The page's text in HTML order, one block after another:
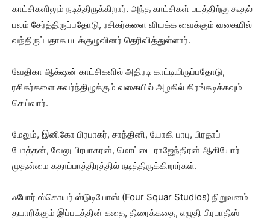
காட்சிகளிலும் நடித்திருக்கிறார். அந்த காட்சிகள் படத்திற்கு கூதல்
பலம் சேர்த்திருப்பதோடு, ரசிகர்களை வியக்க வைக்கும் வகையில்
வந்திருப்பதாக படக்குழுவினர் தெரிவித்துள்ளார்.
வேதிகா ஆக்‌ஷன் காட்சிகளில் அதிரடி காட்டியிருப்பதோடு,
ரசிகர்களை கவர்ந்திழுக்கும் வகையில் அழகில் கிரங்கடிக்கவும்
செய்வார்.
மேலும், இனிகோ பிரபாகர், சாந்தினி, யோகி பாபு, பிரதாப்
போத்தன், வேலு பிரபாகரன், மொட்டை ராஜேந்திரன் ஆகியோர்
முதன்மை கதாப்பாத்திரத்தில் நடித்திருக்கிறார்கள்.
ஃபோர் ஸ்கொயர் ஸ்டுடியோஸ் (Four Squar Studios) நிறுவனம்
தயாரிக்கும் இப்படத்தின் கதை, திரைக்கதை, எழுதி பிரபாதிஸ்